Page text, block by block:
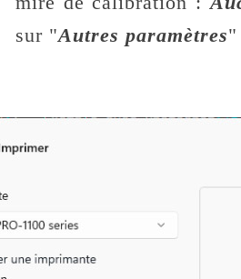
sur "Autres paramètres